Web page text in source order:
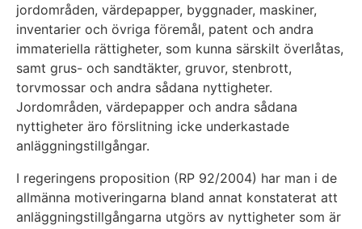
jordområden, värdepapper, byggnader, maskiner,
inventarier och övriga föremål, patent och andra
immateriella rättigheter, som kunna särskilt överlåtas,
samt grus- och sandtäkter, gruvor, stenbrott,
torvmossar och andra sådana nyttigheter.
Jordområden, värdepapper och andra sådana
nyttigheter äro förslitning icke underkastade
anläggningstillgångar.
I regeringens proposition (RP 92/2004) har man i de
allmänna motiveringarna bland annat konstaterat att
anläggningstillgångarna utgörs av nyttigheter som är